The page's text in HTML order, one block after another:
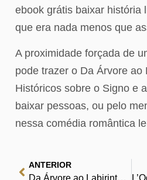
ebook grátis baixar história
que era nada menos que
A proximidade forçada de
pode trazer o Da Árvore ao
Históricos sobre o Signo e
baixar pessoas, ou pelo
nessa comédia romântica
ANTERIOR